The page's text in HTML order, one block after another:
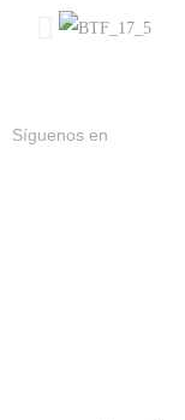
Síguenos en